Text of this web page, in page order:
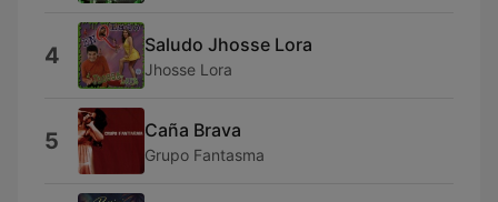
4 Saludo Jhosse Lora
Jhosse Lora
5 Caña Brava
Grupo Fantasma